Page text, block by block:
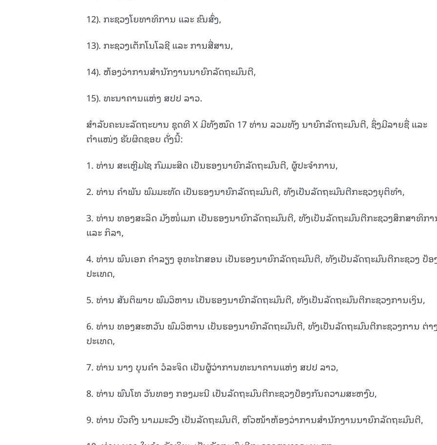
12). ກະຊວງໂຍທາທິການ ແລະ ຂົນສົ່ງ,
13). ກະຊວງເຕັກໂນໂລຊີ ແລະ ການສື່ສານ,
14). ຫ້ອງວ່າການສໍານັກງານນາຍົກລັດຖະມົນຕີ,
15). ທະນາຄານແຫ່ງ ສປປ ລາວ.
ສຳລັບຄະນະລັດຖະບານ ຊຸດທີ X ມີທັງໝົດ 17 ທ່ານ ລວມທັງ ນາຍົກລັດຖະມົນຕີ, ຊຶ່ງມີລາຍຊື່ ແລະ
ຕຳແໜ່ງ ຮັບຜິດຊອບ ດັ່ງນີ້:
1. ທ່ານ ສະເຫຼີມໄຊ ກົມມະສິດ ເປັນຮອງນາຍົກລັດຖະມົນຕີ, ຜູ້ປະຈຳການ,
2. ທ່ານ ຄໍາພັນ ພົມມະທັດ ເປັນຮອງນາຍົກລັດຖະມົນຕີ, ທັງເປັນລັດຖະມົນຕີກະຊວງຍຸຕິທຳ,
3. ທ່ານ ທອງສະລິດ ມັງໜໍ່ເມກ ເປັນຮອງນາຍົກລັດຖະມົນຕີ, ທັງເປັນລັດຖະມົນຕີກະຊວງສຶກສາທິກາ
ແລະ ກິລາ,
4. ທ່ານ ພົນເອກ ຄໍາລຽງ ອຸທະໄກສອນ ເປັນຮອງນາຍົກລັດຖະມົນຕີ, ທັງເປັນລັດຖະມົນຕີກະຊວງ ປ້ອ
ປະເທດ,
5. ທ່ານ ສັນຕິພາບ ພົມວິຫານ ເປັນຮອງນາຍົກລັດຖະມົນຕີ, ທັງເປັນລັດຖະມົນຕີກະຊວງການເງິນ,
6. ທ່ານ ທອງສະຫວັນ ພົມວິຫານ ເປັນຮອງນາຍົກລັດຖະມົນຕີ, ທັງເປັນລັດຖະມົນຕີກະຊວງການ ຕ່າ
ປະເທດ,
7. ທ່ານ ນາງ ບຸນຄໍາ ວໍລະຈິດ ເປັນຜູ້ວ່າການທະນາຄານແຫ່ງ ສປປ ລາວ,
8. ທ່ານ ພົນໂທ ວັນທອງ ກອງມະນີ ເປັນລັດຖະມົນຕີກະຊວງປ້ອງກັນຄວາມສະຫງົບ,
9. ທ່ານ ບົວຄົງ ນາມມະວົງ ເປັນລັດຖະມົນຕີ, ຫົວໜ້າຫ້ອງວ່າການສໍານັກງານນາຍົກລັດຖະມົນຕີ,